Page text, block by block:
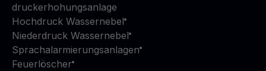
druckerhohungsanlage
Hochdruck Wassernebel
Niederdruck Wassernebel
Sprachalarmierungsanlagen
Feuerlöscher